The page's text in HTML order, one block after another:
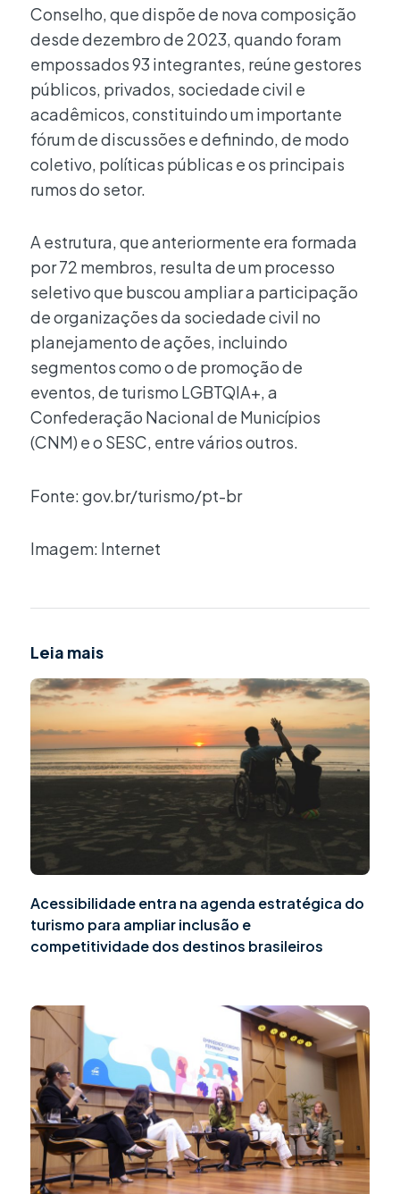
Conselho, que dispõe de nova composição
desde dezembro de 2023, quando foram
empossados 93 integrantes, reúne gestores
públicos, privados, sociedade civil e
acadêmicos, constituindo um importante
fórum de discussões e definindo, de modo
coletivo, políticas públicas e os principais
rumos do setor.
A estrutura, que anteriormente era formada
por 72 membros, resulta de um processo
seletivo que buscou ampliar a participação
de organizações da sociedade civil no
planejamento de ações, incluindo
segmentos como o de promoção de
eventos, de turismo LGBTQIA+, a
Confederação Nacional de Municípios
(CNM) e o SESC, entre vários outros.
Fonte: gov.br/turismo/pt-br
Imagem: Internet
Leia mais
Acessibilidade entra na agenda estratégica do
turismo para ampliar inclusão e
competitividade dos destinos brasileiros